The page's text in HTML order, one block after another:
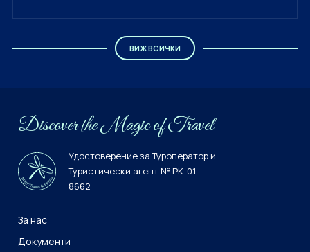
ВИЖ ВСИЧКИ
Discover the Мagiс of Travel
Удостоверение за Туроператор и
Туристически агент № РК-01-
8662
За нас
Документи